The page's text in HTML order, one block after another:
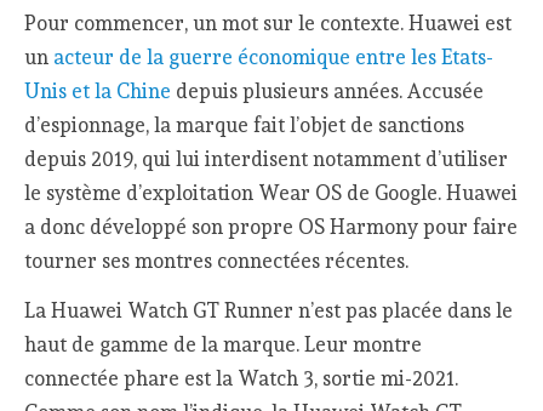
Pour commencer, un mot sur le contexte. Huawei est
un acteur de la guerre économique entre les Etats-
Unis et la Chine depuis plusieurs années. Accusée
d’espionnage, la marque fait l’objet de sanctions
depuis 2019, qui lui interdisent notamment d’utiliser
le système d’exploitation Wear OS de Google. Huawei
a donc développé son propre OS Harmony pour faire
tourner ses montres connectées récentes.
La Huawei Watch GT Runner n’est pas placée dans le
haut de gamme de la marque. Leur montre
connectée phare est la Watch 3, sortie mi-2021.